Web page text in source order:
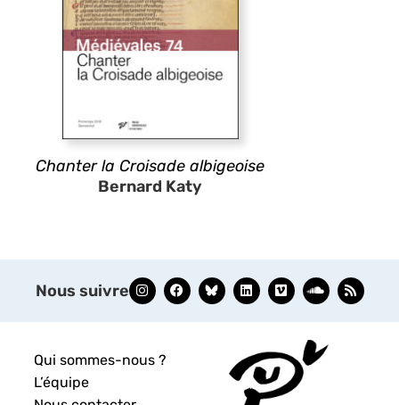
Chanter la Croisade albigeoise
Bernard Katy
Nous suivre
Qui sommes-nous ?
L’équipe